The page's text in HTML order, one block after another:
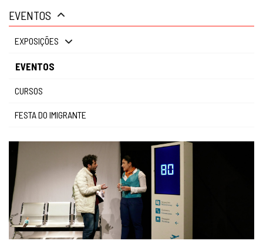
gestão
EVENTOS
EXPOSIÇÕES
EVENTOS
CURSOS
FESTA DO IMIGRANTE